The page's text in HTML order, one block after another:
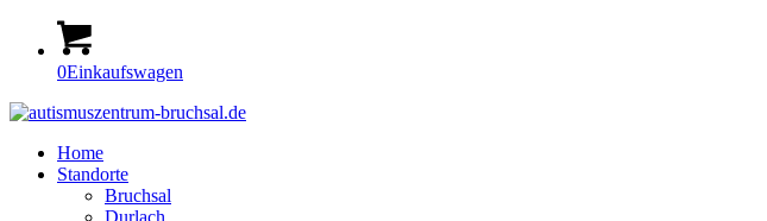
0Einkaufswagen
Home
Standorte
Bruchsal
Durlach